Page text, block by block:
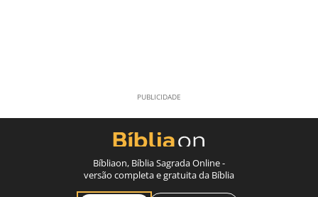
Bíbliaon, Bíblia Sagrada Online -
versão completa e gratuita da Bíblia